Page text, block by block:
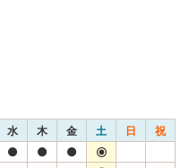
水 木 金 土 日 祝